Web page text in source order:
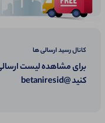
کانال رسید ارسالی ها
برای مشاهده لیست
کنید @betaniresid